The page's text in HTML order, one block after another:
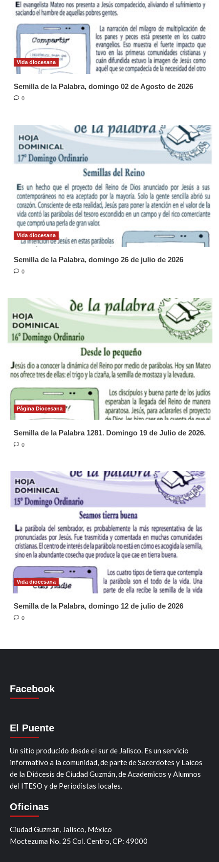
Vida diocesana
Semilla de la Palabra, domingo 02 de Agosto de 2026
0
Vida diocesana
Semilla de la Palabra, domingo 26 de julio de 2026
0
Página Diocesana
Semilla de la Palabra 1281. Domingo 19 de Julio de 2026.
0
Vida diocesana
Semilla de la Palabra, domingo 12 de julio de 2026
0
Facebook
El Puente
Un sitio producido desde el sur de Jalisco. Es un servicio
informativo a la comunidad, de parte de Sacerdotes y Laicos
de la Diócesis de Ciudad Guzmán, de Academicos y Alumnos
del ITESO y de Periodistas locales.
Oficinas
Ciudad Guzmán, Jalisco, México
Moctezuma No. 25 Col. Centro, CP: 49000